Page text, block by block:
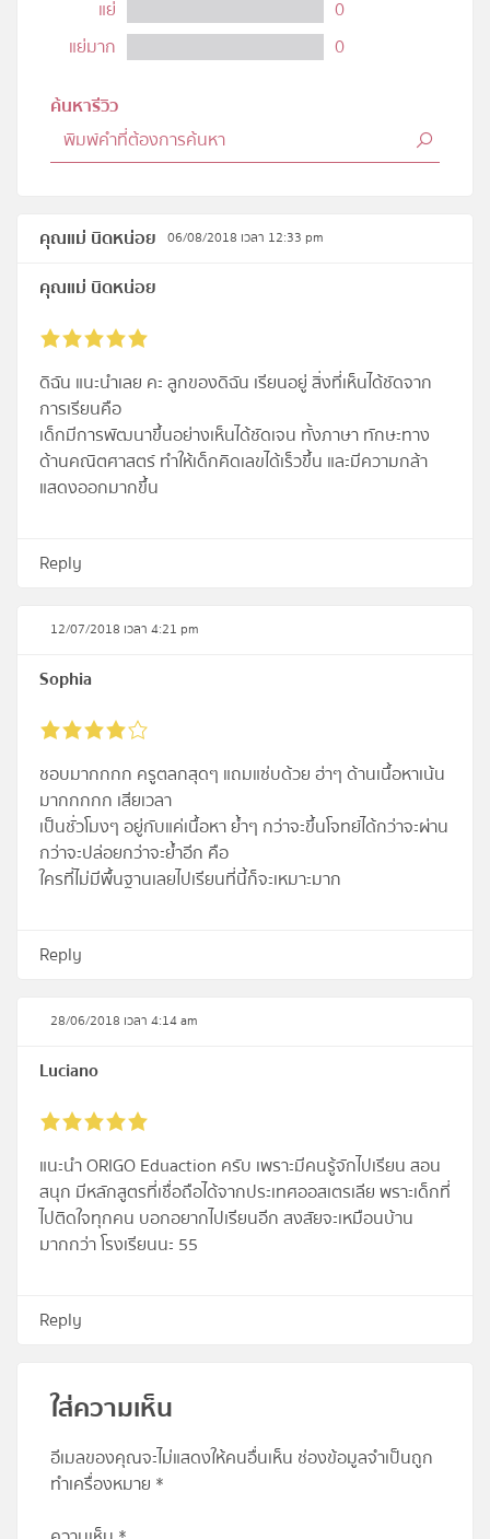
แย่
0
แย่มาก
0
ค้นหารีวิว
คุณแม่ นิดหน่อย 06/08/2018 เวลา 12:33 pm
คุณแม่ นิดหน่อย
ดิฉัน แนะนำเลย คะ ลูกของดิฉัน เรียนอยู่ สิ่งที่เห็นได้ชัดจาก
การเรียนคือ
เด็กมีการพัฒนาขึ้นอย่างเห็นได้ชัดเจน ทั้งภาษา ทักษะทาง
ด้านคณิตศาสตร์ ทำให้เด็กคิดเลขได้เร็วขึ้น และมีความกล้า
แสดงออกมากขึ้น
Reply
12/07/2018 เวลา 4:21 pm
Sophia
ชอบมากกกก ครูตลกสุดๆ แถมแซ่บด้วย ฮ่าๆ ด้านเนื้อหาเน้น
มากกกกก เสียเวลา
เป็นชั่วโมงๆ อยู่กับแค่เนื้อหา ย้ำๆ กว่าจะขึ้นโจทย์ได้กว่าจะผ่าน
กว่าจะปล่อยกว่าจะย้ำอีก คือ
ใครที่ไม่มีพื้นฐานเลยไปเรียนที่นี้ก็จะเหมาะมาก
Reply
28/06/2018 เวลา 4:14 am
Luciano
แนะนำ ORIGO Eduaction ครับ เพราะมีคนรู้จักไปเรียน สอน
สนุก มีหลักสูตรที่เชื่อถือได้จากประเทศออสเตรเลีย พราะเด็กที่
ไปติดใจทุกคน บอกอยากไปเรียนอีก สงสัยจะเหมือนบ้าน
มากกว่า โรงเรียนนะ 55
Reply
ใส่ความเห็น
อีเมลของคุณจะไม่แสดงให้คนอื่นเห็น ช่องข้อมูลจำเป็นถูก
ทำเครื่องหมาย *